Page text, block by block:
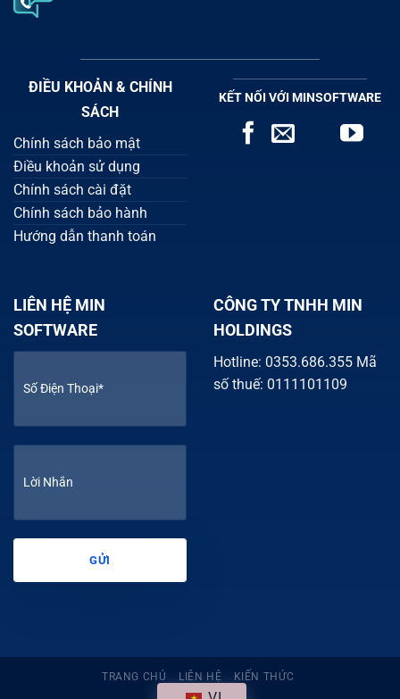
ĐIỀU KHOẢN & CHÍNH
SÁCH
Chính sách bảo mật
Điều khoản sử dụng
Chính sách cài đặt
Chính sách bảo hành
Hướng dẫn thanh toán
KẾT NỐI VỚI MINSOFTWARE
LIÊN HỆ MIN
SOFTWARE
CÔNG TY TNHH MIN
HOLDINGS
Hotline: 0353.686.355 Mã
số thuế: 0111101109
TRANG CHỦ LIÊN HỆ KIẾN THỨC